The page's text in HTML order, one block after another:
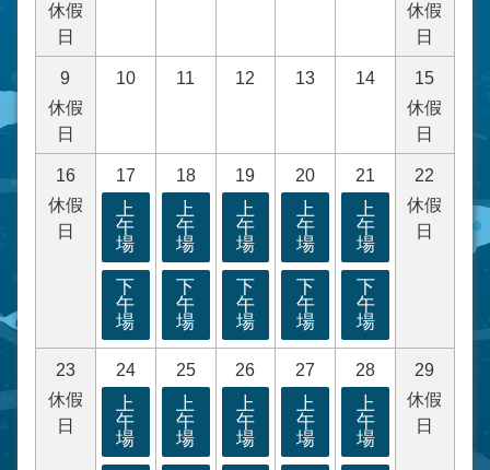
休假
日
休假
日
9
休假
日
10 11 12 13 14
15
休假
日
16
休假
日
17
上
午
場
下
午
場
18
上
午
場
下
午
場
19
上
午
場
下
午
場
20
上
午
場
下
午
場
21
上
午
場
下
午
場
22
休假
日
23
休假
日
24
上
午
場
25
上
午
場
26
上
午
場
27
上
午
場
28
上
午
場
29
休假
日